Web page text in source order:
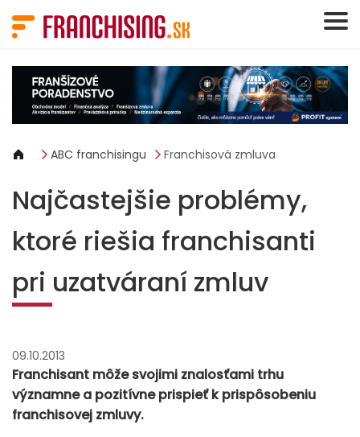
ABC franchisingu Franchisová zmluva
Najčastejšie problémy,
ktoré riešia franchisanti
pri uzatváraní zmluv
09.10.2013
Franchisant môže svojimi znalosťami trhu
významne a pozitívne prispieť k prispôsobeniu
franchisovej zmluvy.